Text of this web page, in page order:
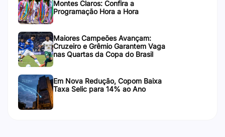
Montes Claros: Confira a
Programação Hora a Hora
Maiores Campeões Avançam:
Cruzeiro e Grêmio Garantem Vaga
nas Quartas da Copa do Brasil
Em Nova Redução, Copom Baixa
Taxa Selic para 14% ao Ano